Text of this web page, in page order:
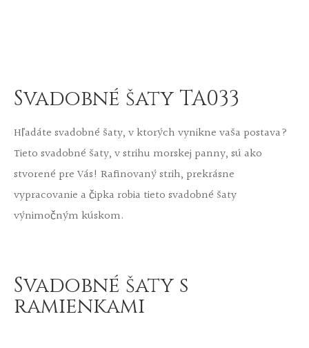
Svadobné šaty TA033
Hľadáte svadobné šaty, v ktorých vynikne vaša postava?
Tieto svadobné šaty, v strihu morskej panny, sú ako
stvorené pre Vás! Rafinovaný strih, prekrásne
vypracovanie a čipka robia tieto svadobné šaty
výnimočným kúskom.
Svadobné šaty s
ramienkami